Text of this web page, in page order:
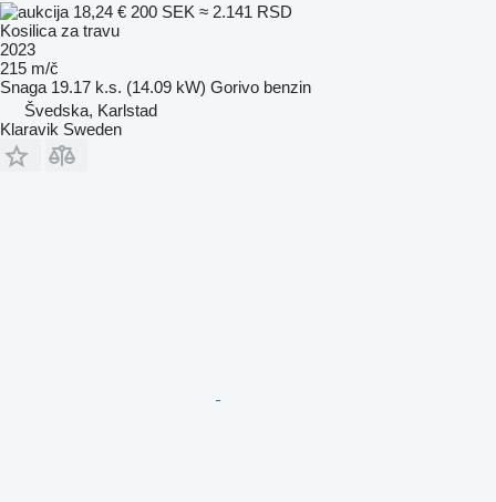
18,24 € 200 SEK ≈ 2.141 RSD
Kosilica za travu
2023
215 m/č
Snaga 19.17 k.s. (14.09 kW) Gorivo benzin
Švedska, Karlstad
Klaravik Sweden